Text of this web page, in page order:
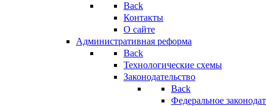
Back
Контакты
О сайте
Административная реформа
Back
Технологические схемы
Законодательство
Back
Федеральное